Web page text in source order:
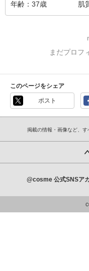
年齢 37歳 肌
まだプロフ
このページをシェア
ポスト
掲載の情報・画像など、す
@cosme 公式SNSア